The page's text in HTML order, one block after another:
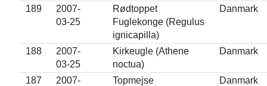
189
2007-
03-25
Rødtoppet
Fuglekonge (Regulus
ignicapilla)
Danmark
188
2007-
03-25
Kirkeugle (Athene
noctua)
Danmark
187
2007-
Topmejse
Danmark